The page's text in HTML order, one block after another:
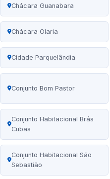
Chácara Guanabara
Chácara Olaria
Cidade Parquelândia
Conjunto Bom Pastor
Conjunto Habitacional Brás
Cubas
Conjunto Habitacional São
Sebastião